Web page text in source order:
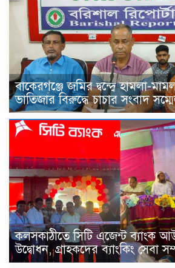
বাকেরগঞ্জে জমির দ্বন্দ্বে হামলা-
ভাতিজার বিরুদ্ধে চাচার সংবাদ
কলসকাঠীতে সিটি এজেন্ট ব্যাংক
উদ্বোধন, গ্রাহকদের ব্যাংকিং সেবা